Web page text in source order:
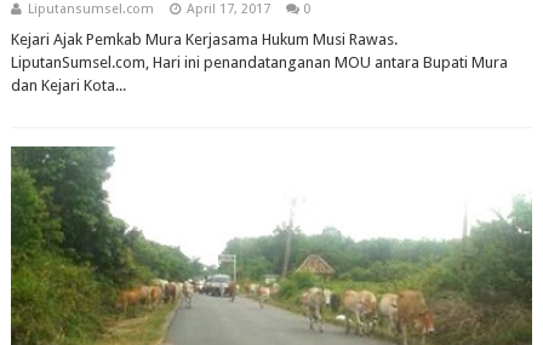
Liputansumsel.com April 17, 2017 0
Kejari Ajak Pemkab Mura Kerjasama Hukum Musi Rawas.
LiputanSumsel.com, Hari ini penandatanganan MOU antara Bupati Mura
dan Kejari Kota...